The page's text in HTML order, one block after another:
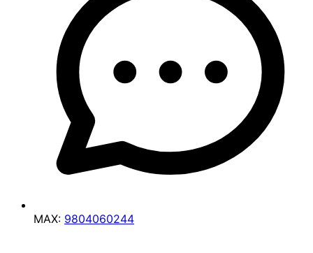
MAX: 9804060244